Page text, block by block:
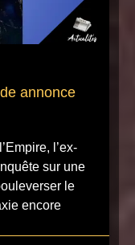
annonce
l’ex-
sur une
le
encore